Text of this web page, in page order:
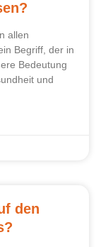
allen
Begriff, der in
Bedeutung
und
den